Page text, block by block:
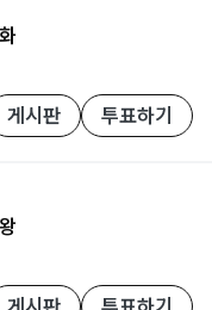
게시판 투표하기